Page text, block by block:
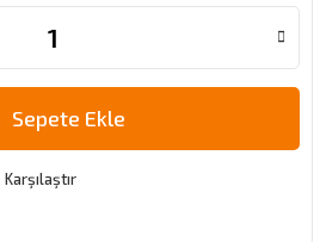
Sepete Ekle
Karşılaştır